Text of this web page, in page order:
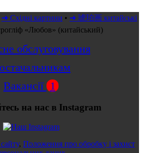
➜ Східні картини • ➜ 琥珀画 китайські
«Любов» (китайський)
обслуговування
Вакансії 1
на нас в Instagram
, Положення про обробку і захист